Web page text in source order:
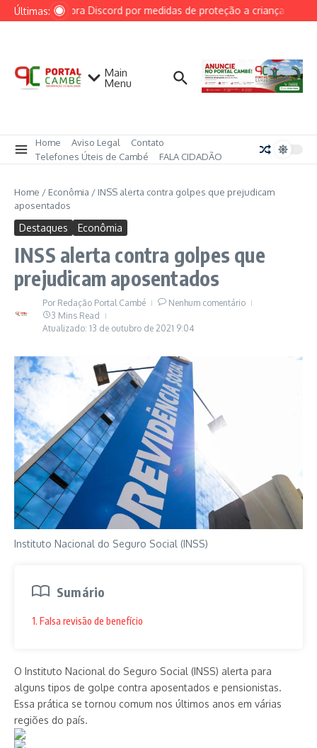
Ir para o conteúdo
Últimas:AGU cobra Discord por medidas de proteção a crianças após
Main
Menu
Home Aviso Legal
Contato
Telefones Úteis de Cambé
FALA CIDADÃO
Home / Econômia / INSS alerta contra golpes que prejudicam
aposentados
Destaques Econômia
INSS alerta contra golpes que
prejudicam aposentados
Por Redação Portal Cambé
Nenhum comentário
3 Mins Read
Atualizado: 13 de outubro de 2021 9:04
Instituto Nacional do Seguro Social (INSS)
Sumário
1. Falsa revisão de benefício
O Instituto Nacional do Seguro Social (INSS) alerta para
alguns tipos de golpe contra aposentados e pensionistas.
Essa prática se tornou comum nos últimos anos em várias
regiões do país.